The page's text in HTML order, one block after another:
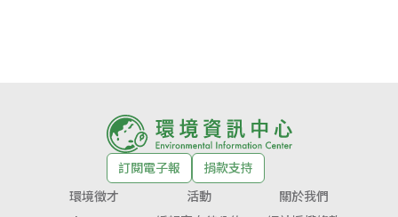
訂閱電子報
捐款支持
環境徵才
活動
關於我們